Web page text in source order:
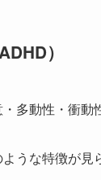
）
多動性・衝動
うな特徴が見